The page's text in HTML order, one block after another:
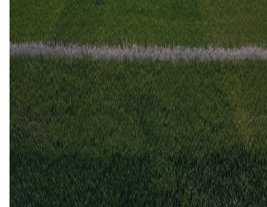
Lorient
30
27 aug 2023
Lorient
Lille
4 1
2 apr 2023
Lille
Lorient
3 1
Lorient (1) 20%
Gelijk (1)20%